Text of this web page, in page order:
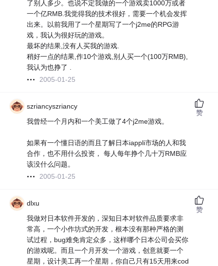
了别人多少。也说不定我做的一个游戏卖1000万或者
一个亿RMB.我觉得我的技术很好，需要一个机会发挥
出来。以前我用了一个星期写了一个j2me的RPG游
戏，我认为很好玩的游戏。
最坏的结果,没有人买我的游戏.
稍好一点的结果,作10个游戏,别人买一个(100万RMB),
我认为也挣了 .
2005-01-25
szriancyszriancy
我曾经一个月内和一个美工做了4个j2me游戏。
如果有一个懂日语的而且了解日本iappli市场的人和我
合作，也不用什么投资， 每人每年挣个几十万RMB应
该没什么问题。
2005-01-25
赞
dlxu
我做对日本软件开发的，深知日本对软件品质要求非
常高，一个小作坊式的开发，根本没有那种严格的测
试过程，bug难免肯定众多，这样哪个日本公司会买你
的游戏呢。而且一个月开发一个游戏，创意就要一个
星期，设计美工再一个星期，你自己只有15天用来cod
赞